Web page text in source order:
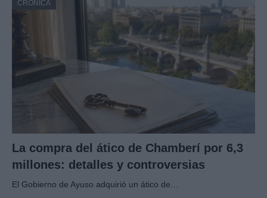
CRÓNICA
La compra del ático de Chamberí por 6,3
millones: detalles y controversias
El Gobierno de Ayuso adquirió un ático de…